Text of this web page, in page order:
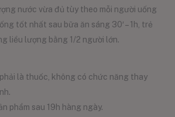
nước vừa đủ tùy theo mỗi người uống
tốt nhất sau bữa ăn sáng 30′ – 1h, trẻ
liều lượng bằng 1/2 người lớn.
phải là thuốc, không có chức năng thay
phẩm sau 19h hàng ngày.